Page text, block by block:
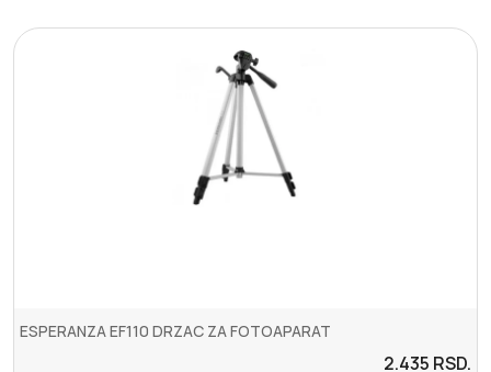
ESPERANZA EF110 DRZAC ZA FOTOAPARAT
2.435 RSD.